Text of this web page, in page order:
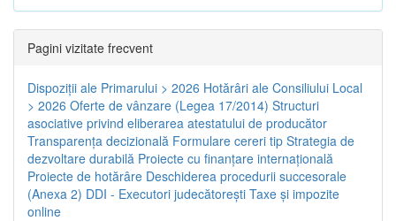
Pagini vizitate frecvent
Dispoziţii ale Primarului > 2026 Hotărâri ale Consiliului Local
> 2026 Oferte de vânzare (Legea 17/2014) Structuri
asociative privind eliberarea atestatului de producător
Transparenţa decizională Formulare cereri tip Strategia de
dezvoltare durabilă Proiecte cu finanţare internaţională
Proiecte de hotărâre Deschiderea procedurii succesorale
(Anexa 2) DDI - Executori judecătorești Taxe şi impozite
online